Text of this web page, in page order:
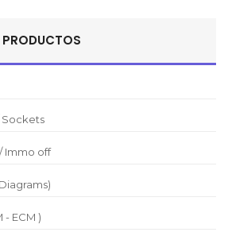
Sockets
Immo off
- ECM )